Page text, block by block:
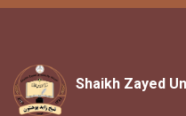
Shaikh Zayed